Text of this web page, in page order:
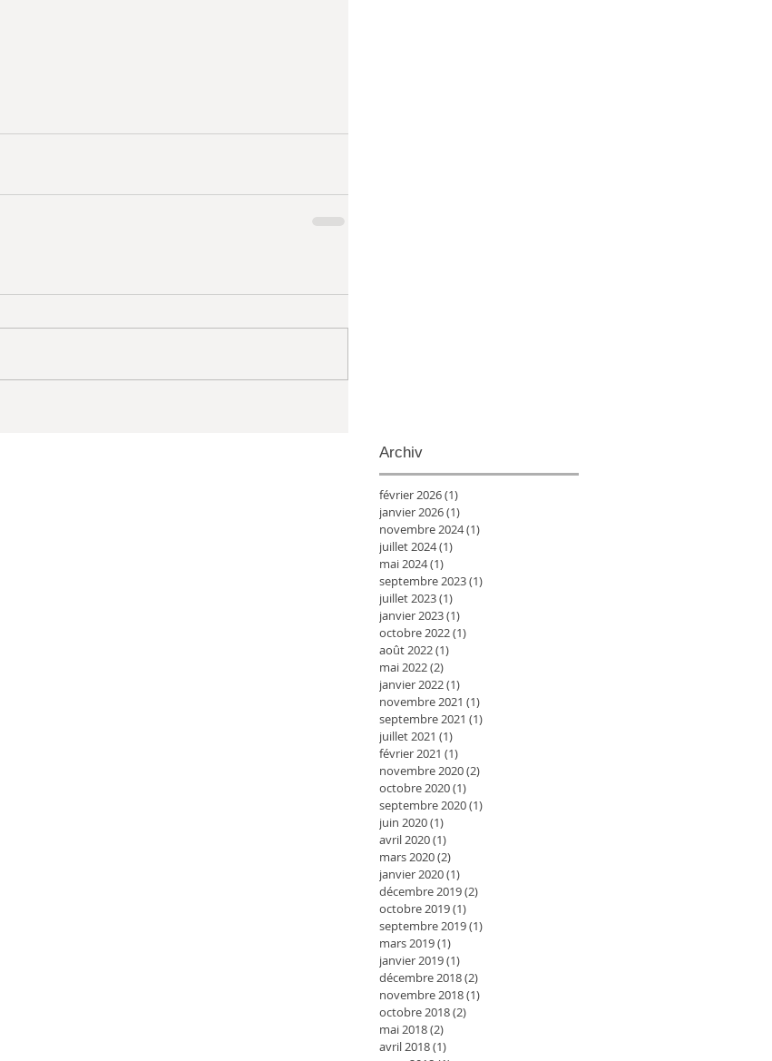
Archiv
février 2026(1)
janvier 2026(1)
novembre 2024(1)
juillet 2024(1)
mai 2024(1)
septembre 2023(1)
juillet 2023(1)
janvier 2023(1)
octobre 2022(1)
août 2022(1)
mai 2022(2)
janvier 2022(1)
novembre 2021 (1)
septembre 2021 (1)
juillet 2021 (1)
février 2021 (1)
novembre 2020(2)
octobre 2020(1)
septembre 2020(1)
juin 2020(1)
avril 2020(1)
mars 2020(2)
janvier 2020(1)
décembre 2019(2)
octobre 2019(1)
septembre 2019(1)
mars 2019(1)
janvier 2019(1)
décembre 2018(2)
novembre 2018(1)
octobre 2018(2)
mai 2018(2)
avril 2018(1)